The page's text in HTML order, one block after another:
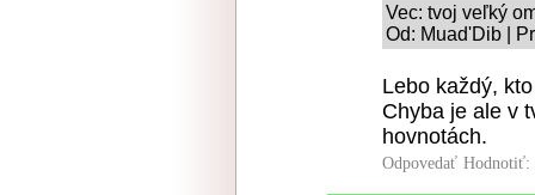
Vec: tvoj veľký
Od: Muad'Dib |
Lebo každý,
Chyba je ale v
hovnotách.
Odpovedať Hodnotiť: